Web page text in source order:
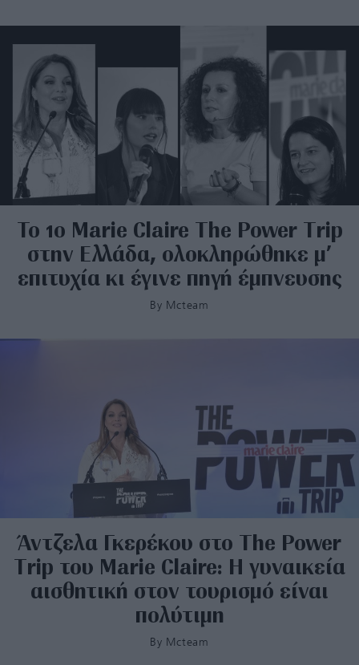
Το 1ο Marie Claire The Power Trip
στην Ελλάδα, ολοκληρώθηκε μ’
επιτυχία κι έγινε πηγή έμπνευσης
By Mcteam
Άντζελα Γκερέκου στο The Power
Trip του Marie Claire: Η γυναικεία
αισθητική στον τουρισμό είναι
πολύτιμη
By Mcteam